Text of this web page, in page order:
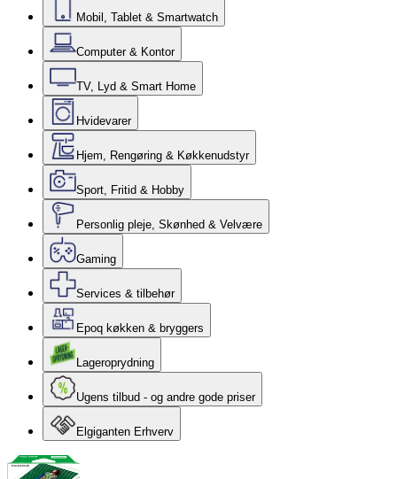
Mobil, Tablet & Smartwatch
Computer & Kontor
TV, Lyd & Smart Home
Hvidevarer
Hjem, Rengøring & Køkkenudstyr
Sport, Fritid & Hobby
Personlig pleje, Skønhed & Velvære
Gaming
Services & tilbehør
Epoq køkken & bryggers
Lageroprydning
Ugens tilbud - og andre gode priser
Elgiganten Erhverv